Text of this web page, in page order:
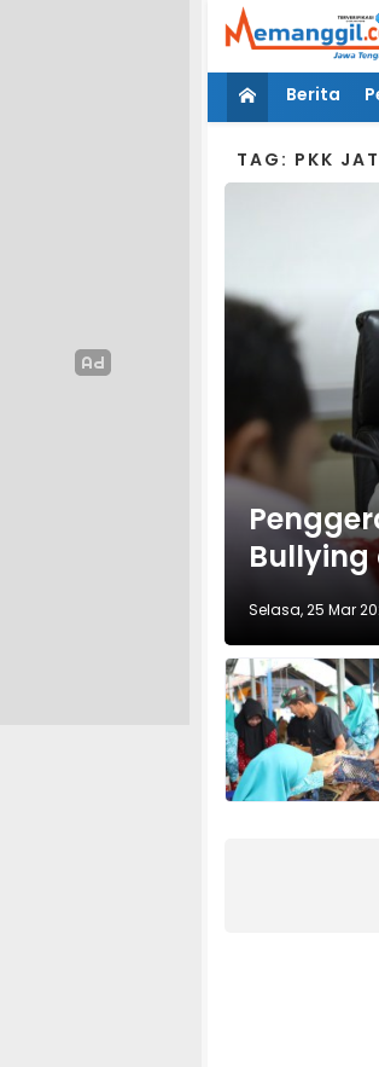
Berita
TAG: PKK
Bullying
Selasa, 25 Mar